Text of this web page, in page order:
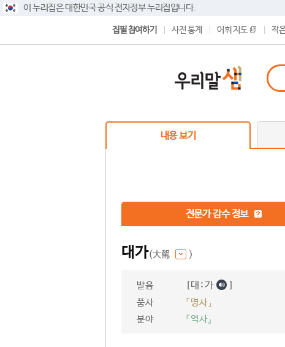
이 누리집은 대한민국 공식 전자정부 누리집입니다.
집필 참여하기 사전 통계 어휘 지도 작
내용 보기
전문가 감수 정보
대가(大駕 )
발음 [대ː가 ]
품사
「명사」
분야
『역사』